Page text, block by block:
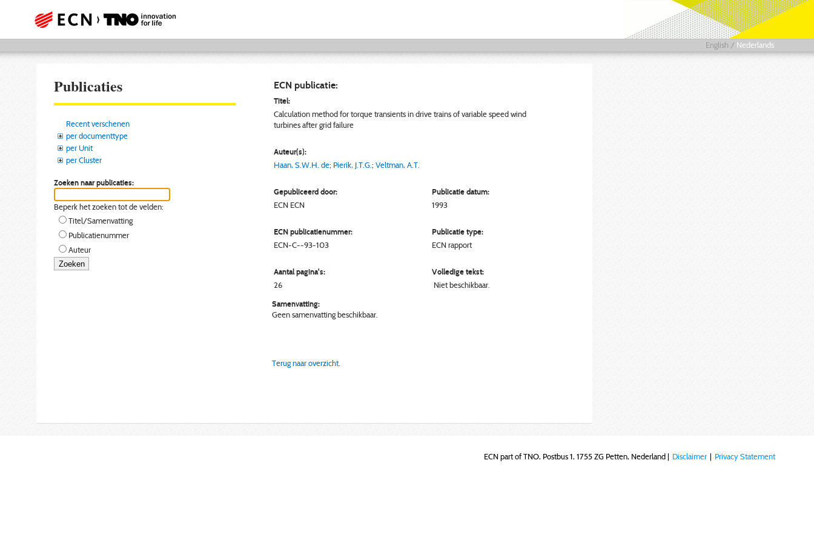
English / Nederlands
Publicaties
Recent verschenen
per documenttype
per Unit
per Cluster
Zoeken naar publicaties:
Beperk het zoeken tot de velden:
Titel/Samenvatting
Publicatienummer
Auteur
ECN publicatie:
Titel:
Calculation method for torque transients in drive trains of variable speed wind
turbines after grid failure
Auteur(s):
Haan, S.W.H. de; Pierik, J.T.G. ; Veltman, A.T.
Gepubliceerd door:
Publicatie datum:
ECN ECN 1993
ECN publicatienummer:
Publicatie type:
ECN-C--93-103
ECN rapport
Aantal pagina's:
Volledige tekst:
26
Niet beschikbaar.
Samenvatting:
Geen samenvatting beschikbaar.
Terug naar overzicht.
ECN part of TNO, Postbus 1, 1755 ZG Petten, Nederland | Disclaimer | Privacy Statement